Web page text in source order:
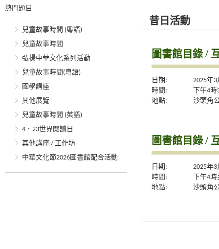
熱門題目
兒童故事時間 (粵語)
兒童故事時間
弘揚中華文化系列活動
兒童故事時間(粵語)
國學講座
其他展覽
兒童故事時間 (英語)
4．23世界閱讀日
其他講座 / 工作坊
中華文化節2026圖書館配合活動
昔日活動
圖書館目錄 /
日期:
2025年
時間:
下午4
地點:
沙頭角
圖書館目錄 /
日期:
2025年
時間:
下午4
地點:
沙頭角